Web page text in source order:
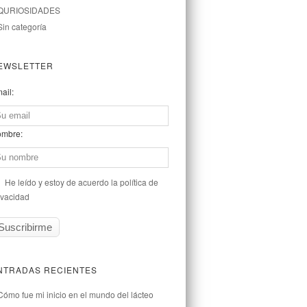
categoría
He leído y estoy de acuerdo la política de
RECIENTES
fue mi inicio en el mundo del lácteo